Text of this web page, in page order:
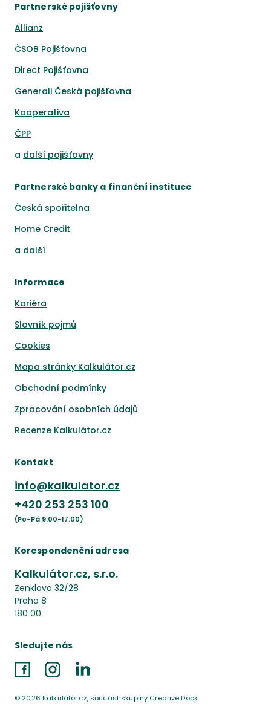
Partnerské pojišťovny
Allianz
ČSOB Pojišťovna
Direct Pojišťovna
Generali Česká pojišťovna
Kooperativa
ČPP
a další pojišťovny
Partnerské banky a finanční instituce
Česká spořitelna
Home Credit
a další
Informace
Kariéra
Slovník pojmů
Cookies
Mapa stránky Kalkulátor.cz
Obchodní podmínky
Zpracování osobních údajů
Recenze Kalkulátor.cz
Kontakt
info@kalkulator.cz
+420 253 253 100
(Po-Pá 9:00-17:00)
Korespondenční adresa
Kalkulátor.cz, s.r.o.
Zenklova 32/28
Praha 8
180 00
Sledujte nás
FacebookInstagramLinkedIn
© 2026 Kalkulátor.cz, součást skupiny Creative Dock